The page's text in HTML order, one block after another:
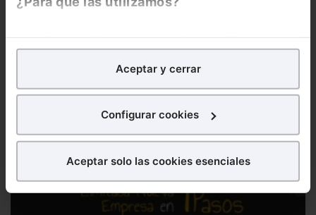
analíticospara tratar demejorar tu experienciaen
nuestra página web. También con fines publicitarios,
para poder mostrarte publicidad y contenidos de tu
¿Qué puedes hacer?
en la web sea óptima
aceptar solo las esenciales para denegar
Aceptar y cerrar
Configurar cookies
Aceptar solo las cookies esenciales
InfografíaIncapacidad Temporal. InfografíaEn una baja por
incapacidad temporal debe tenerse en cuenta una serie de